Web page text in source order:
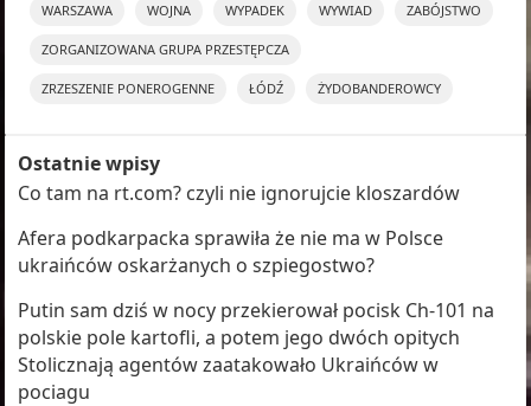
WARSZAWA WOJNA WYPADEK WYWIAD ZABÓJSTWO
ZORGANIZOWANA GRUPA PRZESTĘPCZA
ZRZESZENIE PONEROGENNE ŁÓDŹ ŻYDOBANDEROWCY
Ostatnie wpisy
Co tam na rt.com? czyli nie ignorujcie kloszardów
Afera podkarpacka sprawiła że nie ma w Polsce
ukraińców oskarżanych o szpiegostwo?
Putin sam dziś w nocy przekierował pocisk Ch-101 na
polskie pole kartofli, a potem jego dwóch opitych
Stolicznają agentów zaatakowało Ukraińców w
pociagu